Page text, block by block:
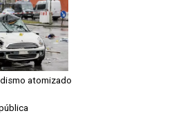
atomizado